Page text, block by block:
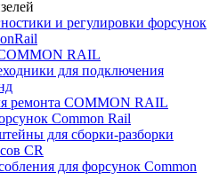
и регулировки форсунок
RAIL
для подключения
ремонта COMMON RAIL
Common Rail
для сборки-разборки
CR
для форсунок Common